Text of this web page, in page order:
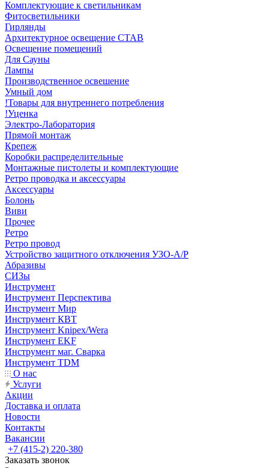
Комплектующие к светильникам
Фитосветильники
Гирлянды
Архитектурное освещение СТАВ
Освещение помещений
Для Сауны
Лампы
Производственное освешение
Умный дом
!Товары для внутреннего потребления
!Уценка
Электро-Лаборатория
Прямой монтаж
Крепеж
Коробки распределительные
Монтажные пистолеты и комплектующие
Ретро проводка и аксессуары
Аксессуары
Болонь
Виви
Прочее
Ретро
Ретро провод
Устройство защитного отключения УЗО-А/Р
Абразивы
СИЗы
Инструмент
Инструмент Перспектива
Инструмент Мир
Инструмент КВТ
Инструмент Knipex/Wera
Инструмент EKF
Инструмент маг. Сварка
Инструмент TDM
О нас
Услуги
Акции
Доставка и оплата
Новости
Контакты
Вакансии
+7 (415-2) 220-380
Заказать звонок